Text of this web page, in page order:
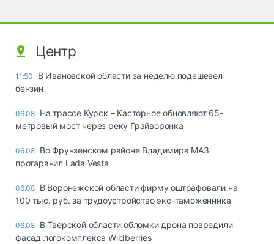
Центр
11:50
В Ивановской области за неделю подешевел
бензин
06.08 На трассе Курск – Касторное обновляют 65-
метровый мост через реку Грайворонка
06.08 Во Фрунзенском районе Владимира МАЗ
протаранил Lada Vesta
06.08 В Воронежской области фирму оштрафовали на
100 тыс. руб. за трудоустройство экс-таможенника
06.08 В Тверской области обломки дрона повредили
фасад логокомплекса Wildberries